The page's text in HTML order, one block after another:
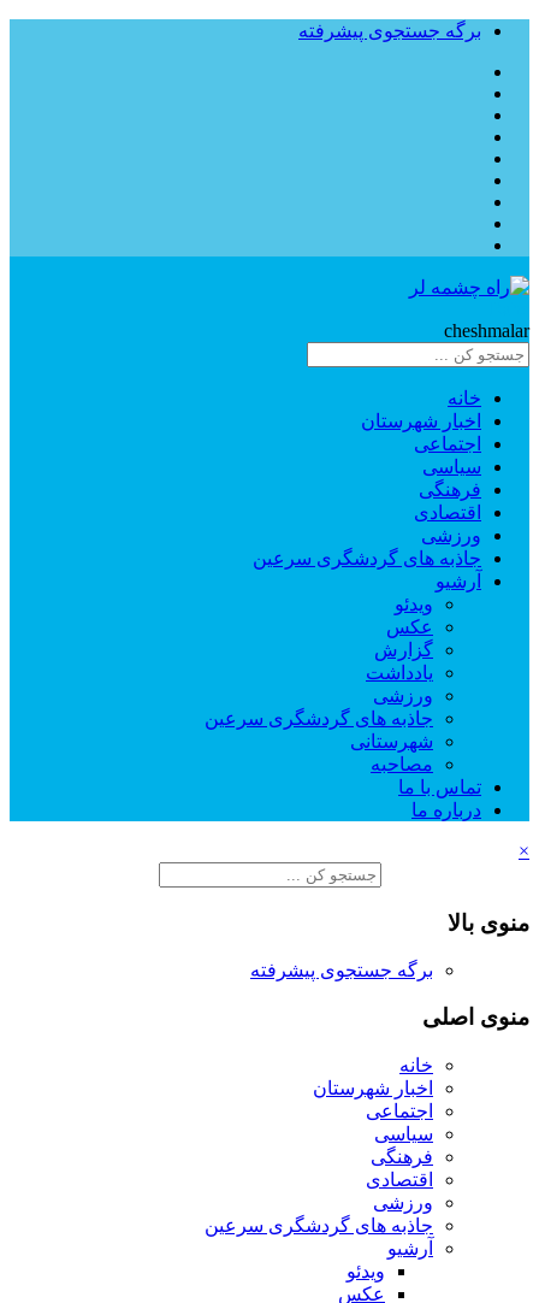
برگه جستجوی پیشرفته
cheshmalar
خانه
اخبار شهرستان
اجتماعی
سیاسی
فرهنگی
اقتصادی
ورزشی
جاذبه های گردشگری سرعین
آرشیو
ویدئو
عکس
گزارش
یادداشت
ورزشی
جاذبه های گردشگری سرعین
شهرستانی
مصاحبه
تماس با ما
درباره ما
×
منوی بالا
برگه جستجوی پیشرفته
منوی اصلی
خانه
اخبار شهرستان
اجتماعی
سیاسی
فرهنگی
اقتصادی
ورزشی
جاذبه های گردشگری سرعین
آرشیو
ویدئو
عکس